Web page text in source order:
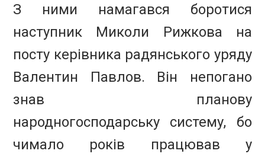
З ними намагався боротися
наступник Миколи Рижкова на
посту керівника радянського уряду
Валентин Павлов. Він непогано
знав планову
народногосподарську систему, бо
чимало років працював у